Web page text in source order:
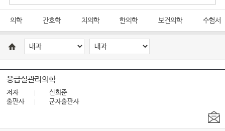
의학 간호학 치의학 한의학 보건의학 수험서
응급실관리의학
저자
신희준
출판사
군자출판사